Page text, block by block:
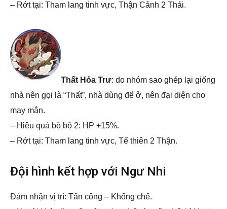
– Rớt tại: Tham lang tinh vực, Thận Cảnh 2 Thái.
Thất Hỏa Trư: do nhóm sao ghép lại giống
nhà nên gọi là “Thất”, nhà dùng để ở, nên đại diện cho
may mắn.
– Hiệu quả bộ bộ 2: HP +15%.
– Rớt tại: Tham lang tinh vực, Tế thiên 2 Thận.
Đội hình kết hợp với Ngư Nhi
Đảm nhận vị trí: Tấn công – Khống chế.